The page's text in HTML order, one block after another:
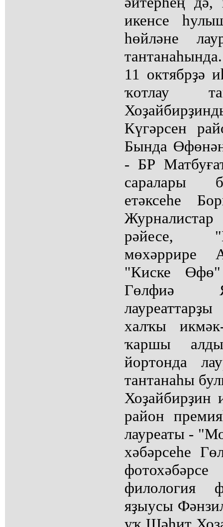
икенсе
һөйләне
тантанаһында.
11 октябрҙә
ҡотлау
Күгәрсен
Бында
- БР
саралары
етәксеһе
рәйесе,
мөхәррире
"Киске Өфө"
Гөлфиә
халҡы
ҡаршы
йортонда
тантанаһы
Хоҙайбирҙин
район
лауреаты -
хәбәрсеһе
филология
яҙыусы